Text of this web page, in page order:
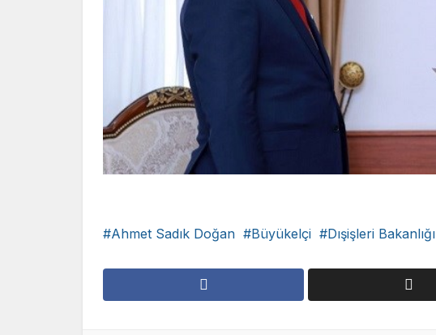
Ahmet Sadık Doğan Büyükelçi Dışişleri Bakanlığı